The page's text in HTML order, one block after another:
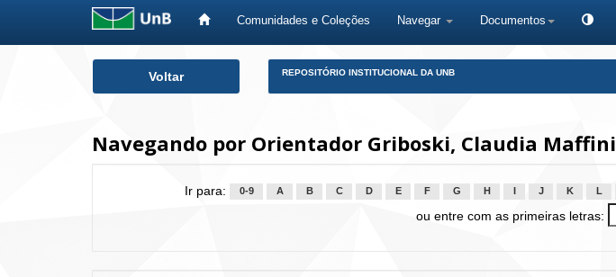
Comunidades e Coleções Navegar Documentos
Voltar REPOSITÓRIO INSTITUCIONAL DA UNB
Navegando por Orientador Griboski, Claudia Maffini
Ir para: 0-9 A B C D E F G H J K L
ou entre com as primeiras letras: